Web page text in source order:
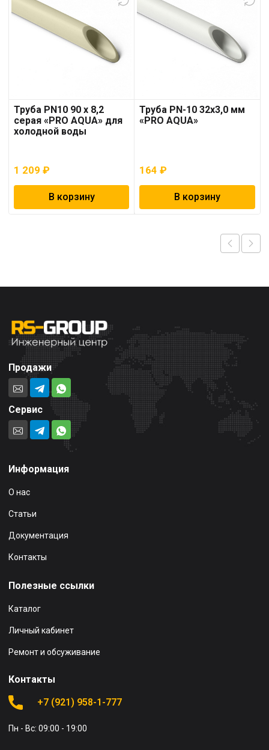
Труба PN10 90 x 8,2
серая «PRO AQUA» для
холодной воды
1 209 ₽
В корзину
Труба PN-10 32х3,0 мм
«PRO AQUA»
164₽
В корзину
Продажи
Сервис
Информация
О нас
Статьи
Документация
Контакты
Полезные ссылки
Каталог
Личный кабинет
Ремонт и обсуживание
Контакты
+7 (921) 958-1-777
Пн - Вс: 09:00 - 19:00